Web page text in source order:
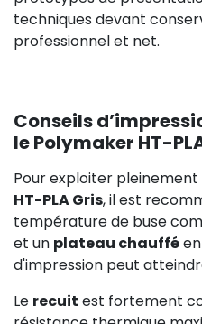
techniques devant
professionnel et net.
Conseils
le Polymaker HT-
Pour exploiter
HT-PLA Gris, il est
température de buse
et un plateau chauffé
d'impression peut
Le recuit est fortement